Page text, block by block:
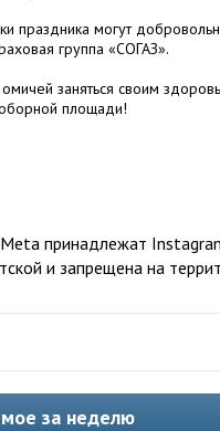
праздника могут
группа «СОГАЗ».
заняться своим
площади!
принадлежат
и запрещена на
за неделю